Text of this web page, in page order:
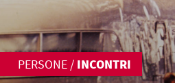
PERSONE / INCONTRI